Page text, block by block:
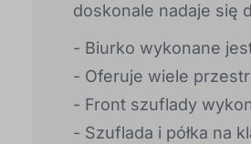
doskonale nadaje się
- Biurko wykonane
- Oferuje wiele
- Front szuflady
- Szuflada i półka na